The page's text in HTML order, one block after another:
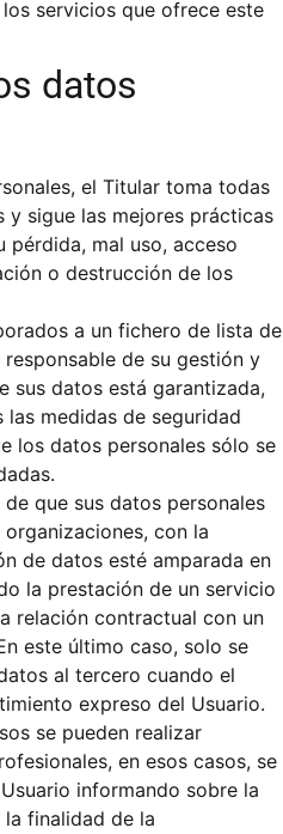
servicios que ofrece este
datos
el Titular toma todas
y sigue las mejores prácticas
pérdida, mal uso, acceso
o destrucción de los
a un fichero de lista de
de su gestión y
sus datos está garantizada,
medidas de seguridad
los datos personales sólo se
que sus datos personales
con la
de datos esté amparada en
la prestación de un servicio
relación contractual con un
este último caso, solo se
al tercero cuando el
expreso del Usuario.
se pueden realizar
en esos casos, se
informando sobre la
finalidad de la